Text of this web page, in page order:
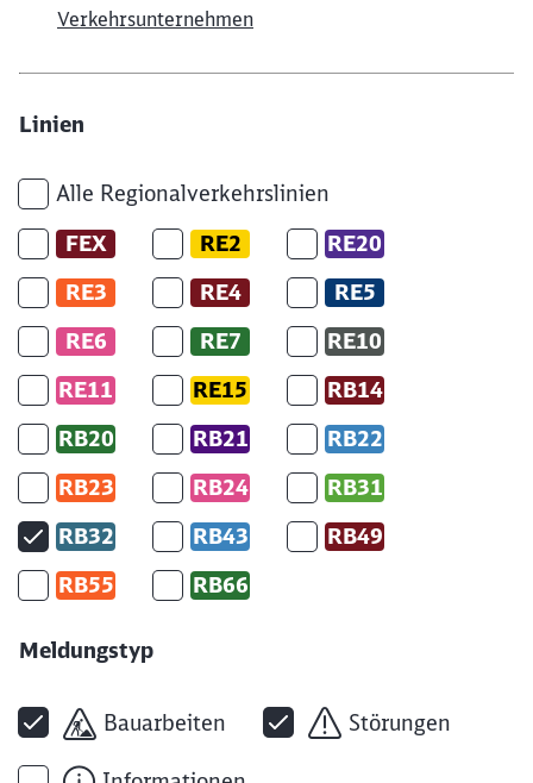
Verkehrsunternehmen
Linien
Alle Regionalverkehrslinien
FEX
RE2
RE20
RE3
RE4
RE5
RE6
RE7
RE10
RE11
RE15
RB14
RB20
RB21
RB22
RB23
RB24
RB31
RB32
RB43
RB49
RB55
RB66
Meldungstyp
Bauarbeiten Störungen